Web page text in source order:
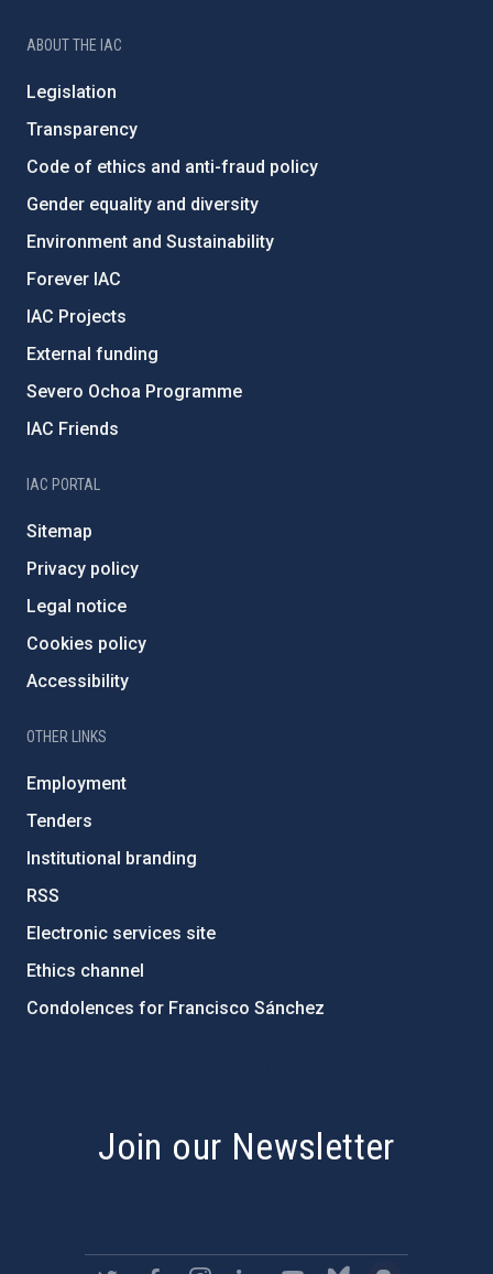
ABOUT THE IAC
Legislation
Transparency
Code of ethics and anti-fraud policy
Gender equality and diversity
Environment and Sustainability
Forever IAC
IAC Projects
External funding
Severo Ochoa Programme
IAC Friends
IAC PORTAL
Sitemap
Privacy policy
Legal notice
Cookies policy
Accessibility
OTHER LINKS
Employment
Tenders
Institutional branding
RSS
Electronic services site
Ethics channel
Condolences for Francisco Sánchez
Join our Newsletter